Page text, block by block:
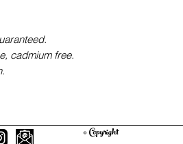
cadmium free.
© Copyright